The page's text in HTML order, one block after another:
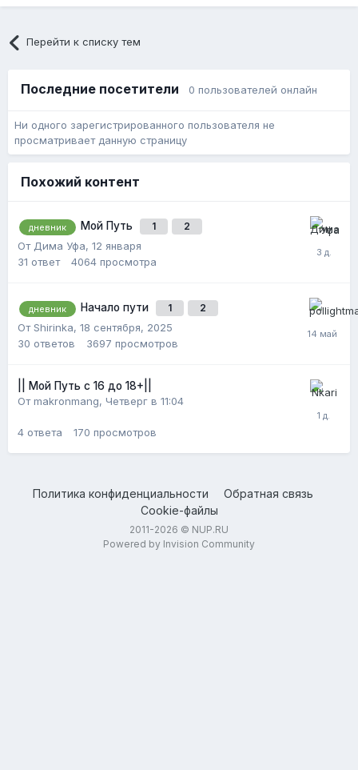
Перейти к списку тем
Последние посетители 0 пользователей онлайн
Ни одного зарегистрированного пользователя не
просматривает данную страницу
Похожий контент
дневник Мой Путь 1 2
От Дима Уфа, 12 января
31 ответ 4064 просмотра
дневник Начало пути 1 2
От Shirinka, 18 сентября, 2025
30 ответов 3697 просмотров
|| Мой Путь с 16 до 18+||
От makronmang, Четверг в 11:04
4 ответа 170 просмотров
Политика конфиденциальности
Обратная связь
Cookie-файлы
2011-2026 © NUP.RU
Powered by Invision Community